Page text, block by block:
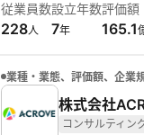
従業員数
228人
設立年数
7年
評価額
165.1
業種・業態、評価額、企業
株式会社
コンサルティン